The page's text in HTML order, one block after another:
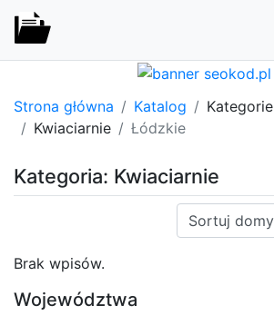
Strona główna Katalog Kategorie
Kwiaciarnie
Łódzkie
Kategoria: Kwiaciarnie
Sortuj:
Brak wpisów.
Województwa